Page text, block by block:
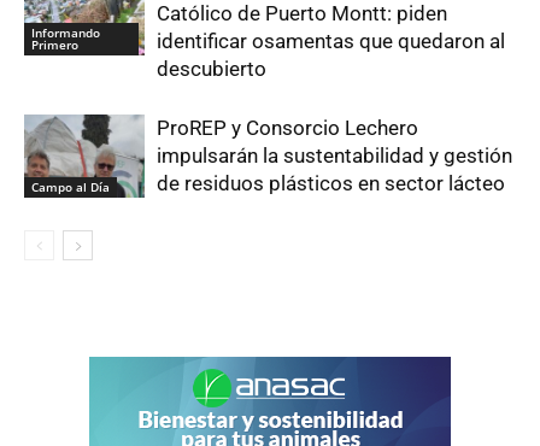
Informando
Primero
Católico de Puerto Montt: piden
identificar osamentas que quedaron al
descubierto
Campo al Día
ProREP y Consorcio Lechero
impulsarán la sustentabilidad y gestión
de residuos plásticos en sector lácteo